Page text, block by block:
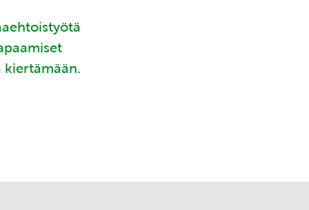
kiertämään.